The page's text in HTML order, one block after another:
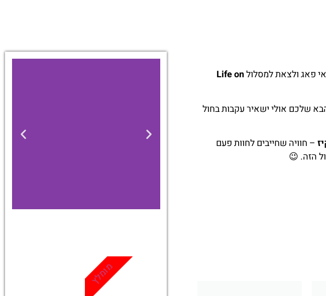
פאג ולצאת למסלולLife on
שלכם אולי ישאיר עקבות בחול
– חוויה שחייבים לחוות פעם
הזה. 😉
מגוון פעילויות
ואטרקציות
שאסור לפספס
מומלץ